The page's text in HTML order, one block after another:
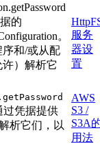
的
。
和/或从配
）解析它
服务
器设
置
过凭据提供
析它们，以
AWS
S3 /
S3A
用法